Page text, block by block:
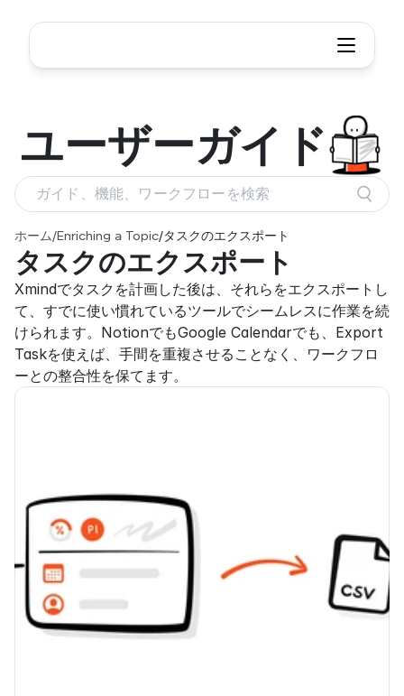
ホーム /Enriching a Topic/タスクのエクスポート
タスクのエクスポート
Xmindでタスクを計画した後は、それらをエクスポートし
て、すでに使い慣れているツールでシームレスに作業を続
けられます。NotionでもGoogle Calendarでも、Export
Taskを使えば、手間を重複させることなく、ワークフロ
ーとの整合性を保てます。
ユーザーガイド
ガイド、機能、ワークフローを検索